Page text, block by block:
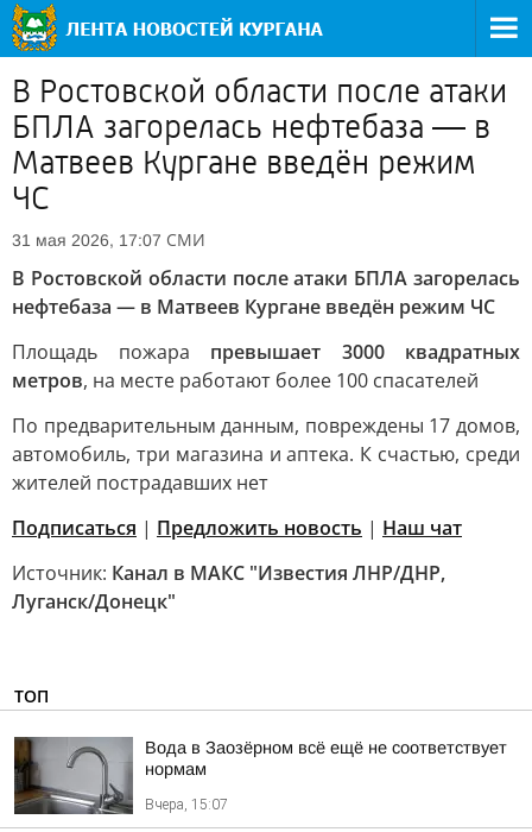
В Ростовской области после атаки
БПЛА загорелась нефтебаза — в
Матвеев Кургане введён режим
ЧС
31 мая 2026, 17:07 СМИ
В Ростовской области после атаки БПЛА загорелась
нефтебаза — в Матвеев Кургане введён режим ЧС
Площадь пожара превышает 3000 квадратных
метров, на месте работают более 100 спасателей
По предварительным данным, повреждены 17 домов,
автомобиль, три магазина и аптека. К счастью, среди
жителей пострадавших нет
Подписаться | Предложить новость | Наш чат
Источник: Канал в МАКС "Известия ЛНР/ДНР,
Луганск/Донецк"
ТОП
Вода в Заозёрном всё ещё не соответствует
нормам
Вчера, 15:07